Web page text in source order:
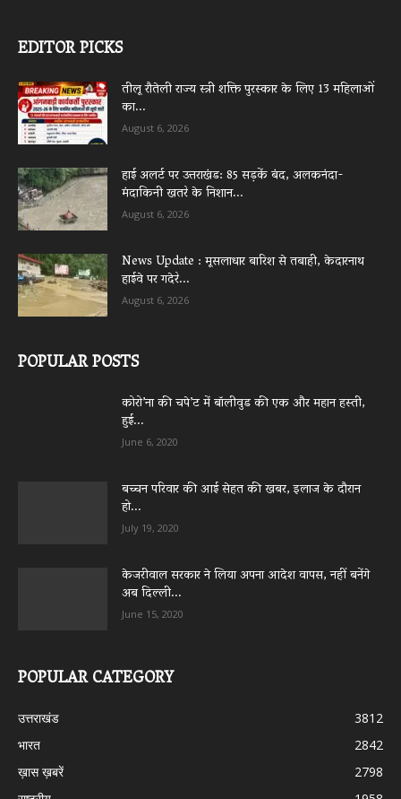
EDITOR PICKS
तीलू रौतेली राज्य स्त्री शक्ति पुरस्कार के लिए 13 महिलाओं
का...
August 6, 2026
हाई अलर्ट पर उत्तराखंड: 85 सड़कें बंद, अलकनंदा-
मंदाकिनी खतरे के निशान...
August 6, 2026
News Update : मूसलाधार बारिश से तबाही, केदारनाथ
हाईवे पर गदेरे...
August 6, 2026
POPULAR POSTS
कोरो’ना की चपे’ट में बॉलीवुड की एक और महान हस्ती,
हुई...
June 6, 2020
बच्चन परिवार की आई सेहत की खबर, इलाज के दौरान
हो...
July 19, 2020
केजरीवाल सरकार ने लिया अपना आदेश वापस, नहीं बनेंगे
अब दिल्ली...
June 15, 2020
POPULAR CATEGORY
उत्तराखंड
3812
भारत
2842
ख़ास ख़बरें
2798